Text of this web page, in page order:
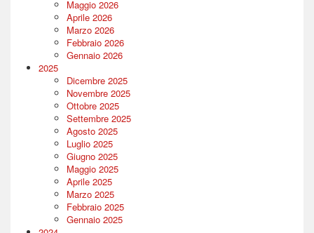
Maggio 2026
Aprile 2026
Marzo 2026
Febbraio 2026
Gennaio 2026
2025
Dicembre 2025
Novembre 2025
Ottobre 2025
Settembre 2025
Agosto 2025
Luglio 2025
Giugno 2025
Maggio 2025
Aprile 2025
Marzo 2025
Febbraio 2025
Gennaio 2025